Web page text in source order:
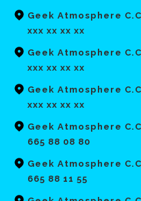
Geek Atmosphere
xxx xx xx xx
Geek Atmosphere
xxx xx xx xx
Geek Atmosphere
xxx xx xx xx
Geek Atmosphere
665 88 08 80
Geek Atmosphere
665 88 11 55